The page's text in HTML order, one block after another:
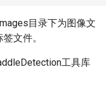
目录下为图像文
文件。
工具库